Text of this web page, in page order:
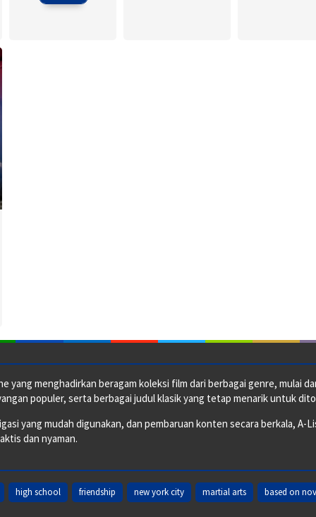
yang menghadirkan beragam koleksi film dari berbagai genre, mulai
populer, serta berbagai judul klasik yang tetap menarik untuk
yang mudah digunakan, dan pembaruan konten secara berkala, A-
dan nyaman.
high school friendship new york city martial arts based on